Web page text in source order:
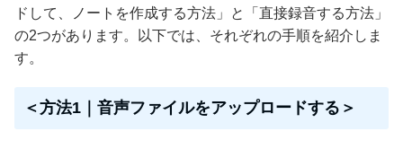
ドして、ノートを作成する方法」と「直接録音する方法」
の2つがあります。以下では、それぞれの手順を紹介しま
す。
＜方法1｜音声ファイルをアップロードする＞